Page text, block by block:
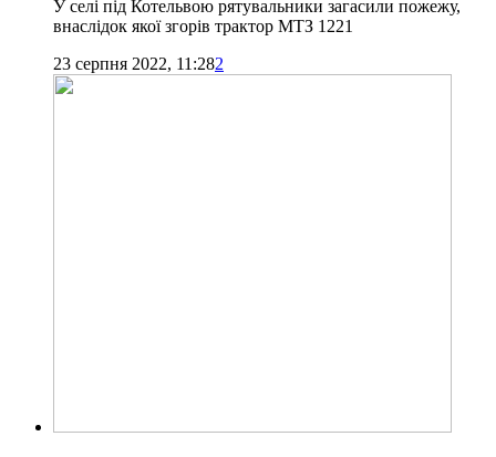
У селі під Котельвою рятувальники загасили пожежу,
внаслідок якої згорів трактор МТЗ 1221
23 серпня 2022, 11:282